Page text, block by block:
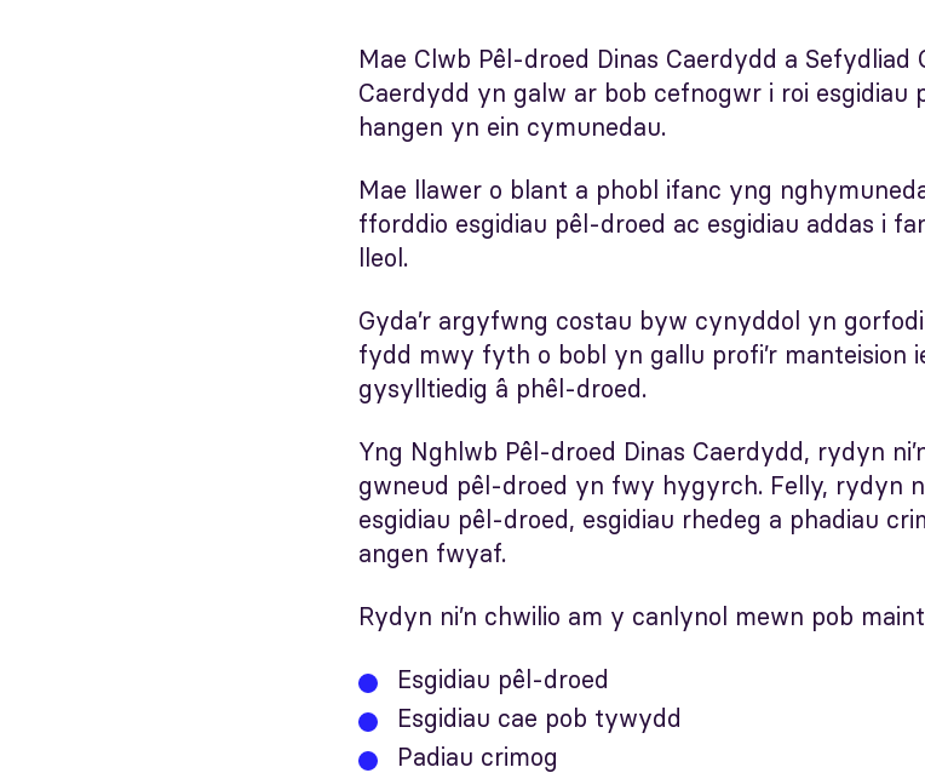
Mae Clwb Pêl-droed Dinas Caerdydd a Sefydliad
Caerdydd yn galw ar bob cefnogwr i roi esgidiau
hangen yn ein cymunedau.
Mae llawer o blant a phobl ifanc yng
fforddio esgidiau pêl-droed ac esgidiau addas i
lleol.
Gyda’r argyfwng costau byw cynyddol yn
fydd mwy fyth o bobl yn gallu profi’r manteision
gysylltiedig â phêl-droed.
Yng Nghlwb Pêl-droed Dinas Caerdydd, rydyn
gwneud pêl-droed yn fwy hygyrch. Felly, rydyn
esgidiau pêl-droed, esgidiau rhedeg a phadiau
angen fwyaf.
Rydyn ni’n chwilio am y canlynol mewn pob
Esgidiau pêl-droed
Esgidiau cae pob tywydd
Padiau crimog